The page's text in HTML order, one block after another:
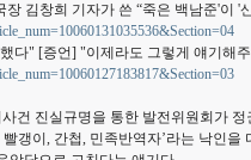
김창희 기자가 쓴 “죽은 백남준'이
다" [증언] "이제라도 그렇게 얘기해
건 진실규명을 통한 발전위원회가
갱이, 간첩, 민족반역자’라는 낙인